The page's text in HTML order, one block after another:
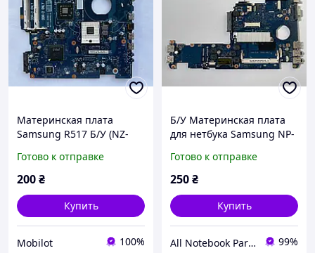
Материнская плата
Samsung R517 Б/У (NZ-
Готово к отправке
200₴
Купить
Mobilot 100%
Б/У Материнская плата
для нетбука Samsung NP-
05894B ( НЕИСПРАВНАЯ )
Готово к отправке
250₴
Купить
All Notebook Parts 99%